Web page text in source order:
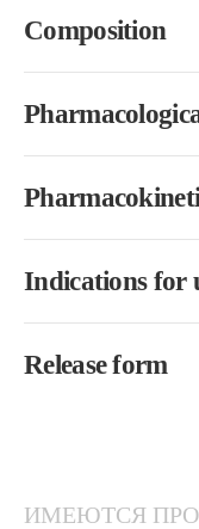
Composition
Indications for
Release form
ИМЕЮТСЯ